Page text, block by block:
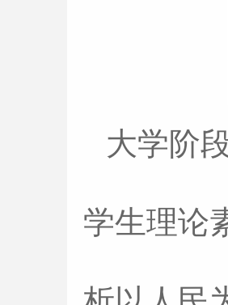
大学阶
学生理论